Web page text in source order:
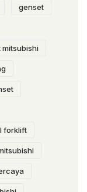
genset
forklift